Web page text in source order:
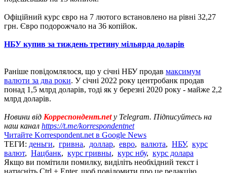
Офіційний курс євро на 7 лютого встановлено на рівні 32,27
грн. Євро подорожчало на 36 копійок.
НБУ купив за тиждень третину мільярда доларів
Раніше повідомлялося, що у січні НБУ продав максимум
валюти за два роки. У січні 2022 року центробанк продав
понад 1,5 млрд доларів, тоді як у березні 2020 року - майже 2,2
млрд доларів.
Новини від Корреспондент.netу Telegram. Підписуйтесь на
наш канал https://t.me/korrespondentnet
Читайте Korrespondent.net в Google News
ТЕГИ: деньги, гривна, доллар, евро, валюта, НБУ, курс
валют, Нацбанк, курс гривны, курс нбу, курс долара
Якщо ви помітили помилку, виділіть необхідний текст і
натисніть Ctrl + Enter, щоб повідомити про це редакцію.